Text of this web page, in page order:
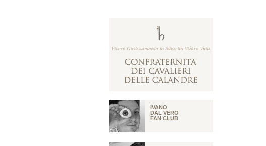
IVANO
DAL VERO
FAN CLUB